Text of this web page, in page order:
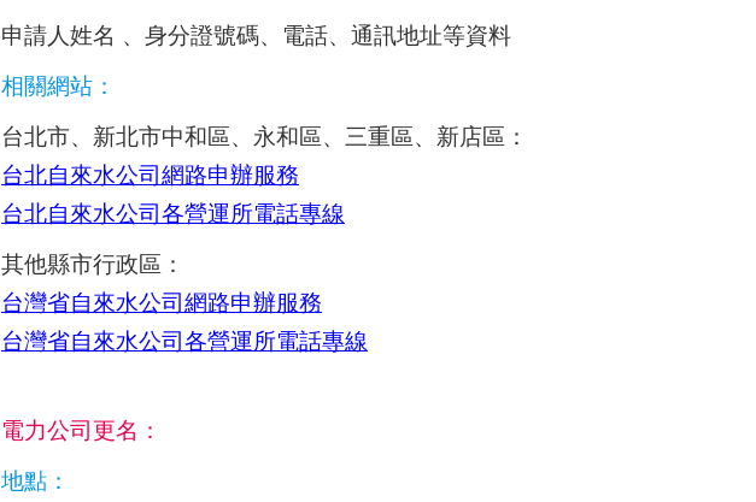
申請人姓名 、身分證號碼、電話、通訊地址等資料
相關網站：
台北市、新北市中和區、永和區、三重區、新店區：
台北自來水公司網路申辦服務
台北自來水公司各營運所電話專線
其他縣市行政區：
台灣省自來水公司網路申辦服務
台灣省自來水公司各營運所電話專線
電力公司更名：
地點：